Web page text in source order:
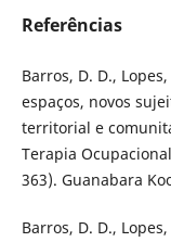
Referências
Barros, D. D.,
espaços, novos
territorial e
Terapia
363). Guanabara
Barros, D. D.,